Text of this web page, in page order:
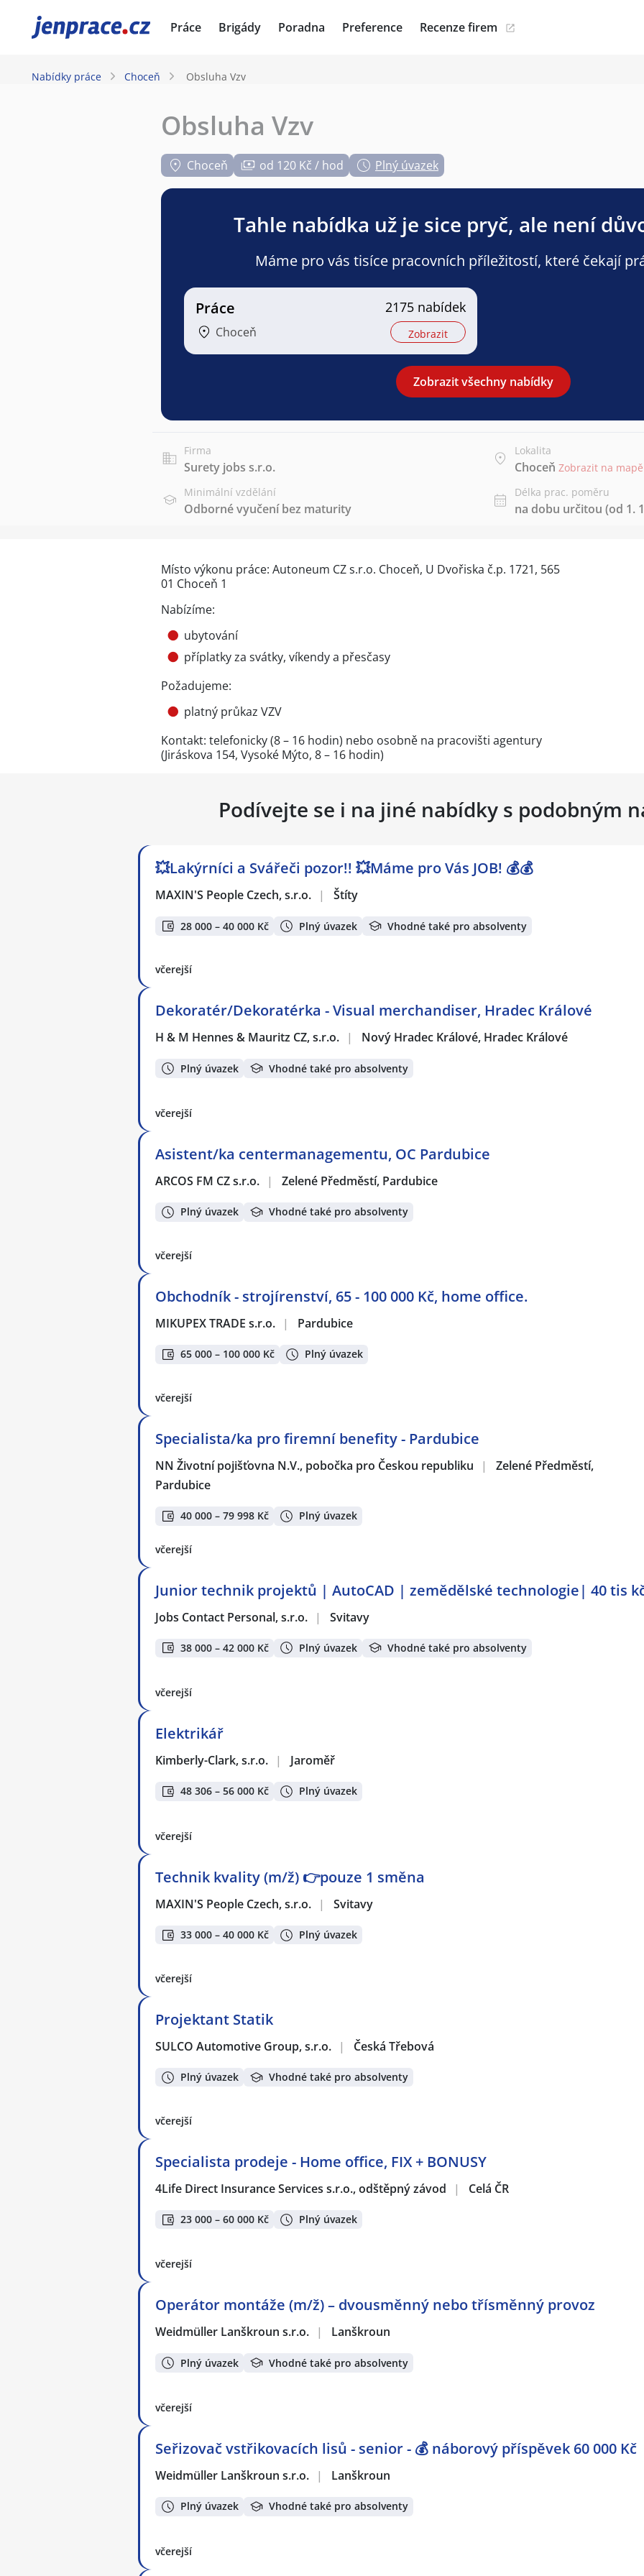
JenPráce.cz Práce Brigády Poradna Preference Recenze firem
Nabídky práce Choceň Obsluha Vzv
Obsluha Vzv
Choceň od 120 Kč / hod Plný úvazek
Tahle nabídka už je sice pryč, ale není
Máme pro vás tisíce pracovních příležitostí, které čekají
Práce
Choceň
2175 nabídek
Zobrazit
Zobrazit všechny nabídky
Firma
Surety jobs s.r.o.
Lokalita
Choceň Zobrazit na mapě
Minimální vzdělání
Odborné vyučení bez maturity
Délka prac. poměru
na dobu určitou (od 1.
Místo výkonu práce: Autoneum CZ s.r.o. Choceň, U Dvořiska č.p. 1721, 565
01 Choceň 1
Nabízíme:
ubytování
příplatky za svátky, víkendy a přesčasy
Požadujeme:
platný průkaz VZV
Kontakt: telefonicky (8 – 16 hodin) nebo osobně na pracovišti agentury
(Jiráskova 154, Vysoké Mýto, 8 – 16 hodin)
Podívejte se i na jiné nabídky s podobným
💥Lakýrníci a Svářeči pozor!! 💥Máme pro Vás JOB! 💰💰
MAXIN'S People Czech, s.r.o. | Štíty
28 000 – 40 000 Kč Plný úvazek Vhodné také pro absolventy
včerejší
Dekoratér/Dekoratérka - Visual merchandiser, Hradec Králové
H & M Hennes & Mauritz CZ, s.r.o. | Nový Hradec Králové, Hradec Králové
Plný úvazek Vhodné také pro absolventy
včerejší
Asistent/ka centermanagementu, OC Pardubice
ARCOS FM CZ s.r.o. | Zelené Předměstí, Pardubice
Plný úvazek Vhodné také pro absolventy
včerejší
Obchodník - strojírenství, 65 - 100 000 Kč, home office.
MIKUPEX TRADE s.r.o. | Pardubice
65 000 – 100 000 Kč Plný úvazek
včerejší
Specialista/ka pro firemní benefity - Pardubice
NN Životní pojišťovna N.V., pobočka pro Českou republiku |
Zelené Předměstí,
Pardubice
40 000 – 79 998 Kč Plný úvazek
včerejší
Junior technik projektů | AutoCAD | zemědělské technologie| 40 tis
Jobs Contact Personal, s.r.o. | Svitavy
38 000 – 42 000 Kč Plný úvazek Vhodné také pro absolventy
včerejší
Elektrikář
Kimberly-Clark, s.r.o. | Jaroměř
48 306 – 56 000 Kč Plný úvazek
včerejší
Technik kvality (m/ž) 👉pouze 1 směna
MAXIN'S People Czech, s.r.o. | Svitavy
33 000 – 40 000 Kč Plný úvazek
včerejší
Projektant Statik
SULCO Automotive Group, s.r.o. | Česká Třebová
Plný úvazek Vhodné také pro absolventy
včerejší
Specialista prodeje - Home office, FIX + BONUSY
4Life Direct Insurance Services s.r.o., odštěpný závod | Celá ČR
23 000 – 60 000 Kč Plný úvazek
včerejší
Operátor montáže (m/ž) – dvousměnný nebo třísměnný provoz
Weidmüller Lanškroun s.r.o. | Lanškroun
Plný úvazek Vhodné také pro absolventy
včerejší
Seřizovač vstřikovacích lisů - senior - 💰 náborový příspěvek 60 000 Kč
Weidmüller Lanškroun s.r.o. | Lanškroun
Plný úvazek Vhodné také pro absolventy
včerejší